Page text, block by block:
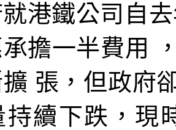
港鐵公司自
擔一半費用
張，但政府
持續下跌，現